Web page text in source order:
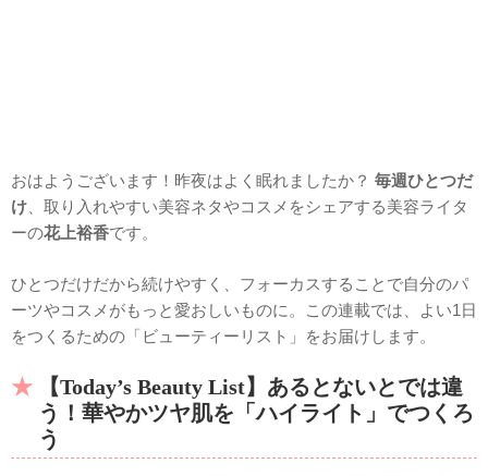
おはようございます！昨夜はよく眠れましたか？ 毎週ひとつだ
け 、取り入れやすい美容ネタやコスメをシェアする美容ライタ
ーの花上裕香です。
ひとつだけだから続けやすく、フォーカスすることで自分のパ
ーツやコスメがもっと愛おしいものに。この連載では、よい1日
をつくるための「ビューティーリスト」をお届けします。
【Today’s Beauty List】あるとないとでは違
う！華やかツヤ肌を「ハイライト」でつくろ
う